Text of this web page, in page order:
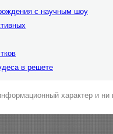
с научным шоу
в решете
характер и ни